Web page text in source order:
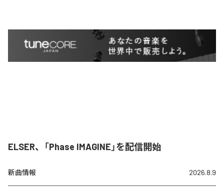
ELSER、「Phase IMAGINE」を配信開始
新曲情報 2026.8.9